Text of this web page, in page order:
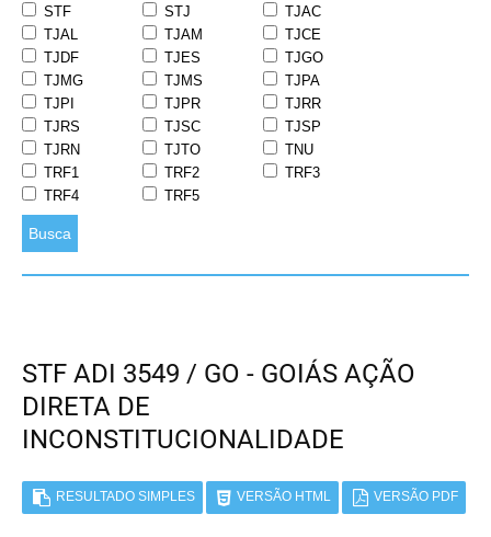
STF STJ
TJAC
TJAL
TJAM
TJCE
TJDF
TJES
TJGO
TJMG
TJMS
TJPA
TJPI
TJPR
TJRR
TJRS
TJSC
TJSP
TJRN
TJTO
TNU
TRF1
TRF2
TRF3
TRF4
TRF5
Busca
STF ADI 3549 / GO - GOIÁS AÇÃO
DIRETA DE
INCONSTITUCIONALIDADE
RESULTADO SIMPLES VERSÃO HTML VERSÃO PDF